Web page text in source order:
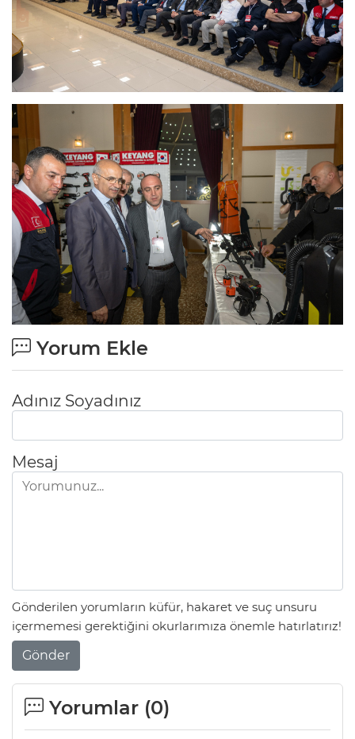
Yorum Ekle
Adınız Soyadınız
Mesaj
Gönderilen yorumların küfür, hakaret ve suç unsuru
içermemesi gerektiğini okurlarımıza önemle hatırlatırız!
Gönder
Yorumlar (0)